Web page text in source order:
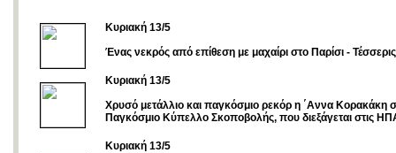
Κυριακή 13/5
Ένας νεκρός από επίθεση με μαχαίρι στο Παρίσι - Τέσσερις
Κυριακή 13/5
Χρυσό μετάλλιο και παγκόσμιο ρεκόρ η ΄Αννα Κορακάκη
Παγκόσμιο Κύπελλο Σκοποβολής, που διεξάγεται στις
Κυριακή 13/5